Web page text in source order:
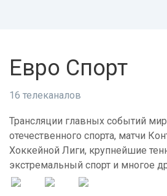
Евро Спорт
16 телеканалов
Трансляции главных событий
отечественного спорта, матчи
Хоккейной Лиги, крупнейшие
экстремальный спорт и многое